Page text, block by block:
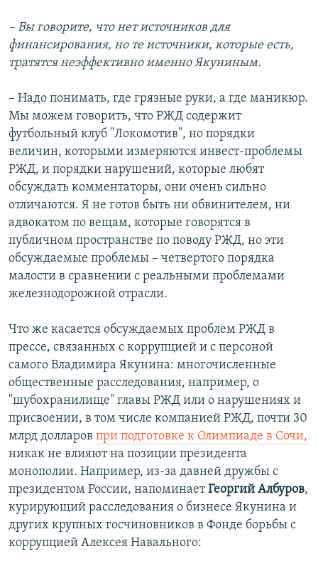
– Вы говорите, что нет источников для
финансирования, но те источники, которые есть,
тратятся неэффективно именно Якуниным.
– Надо понимать, где грязные руки, а где маникюр.
Мы можем говорить, что РЖД содержит
футбольный клуб "Локомотив", но порядки
величин, которыми измеряются инвест-проблемы
РЖД, и порядки нарушений, которые любят
обсуждать комментаторы, они очень сильно
отличаются. Я не готов быть ни обвинителем, ни
адвокатом по вещам, которые говорятся в
публичном пространстве по поводу РЖД, но эти
обсуждаемые проблемы – четвертого порядка
малости в сравнении с реальными проблемами
железнодорожной отрасли.
Что же касается обсуждаемых проблем РЖД в
прессе, связанных с коррупцией и с персоной
самого Владимира Якунина: многочисленные
общественные расследования, например, о
"шубохранилище" главы РЖД или о нарушениях и
присвоении, в том числе компанией РЖД, почти 30
млрд долларов при подготовке к Олимпиаде в Сочи,
никак не влияют на позиции президента
монополии. Например, из-за давней дружбы с
президентом России, напоминаетГеоргий Албуров,
курирующий расследования о бизнесе Якунина и
других крупных госчиновников в Фонде борьбы с
коррупцией Алексея Навального: